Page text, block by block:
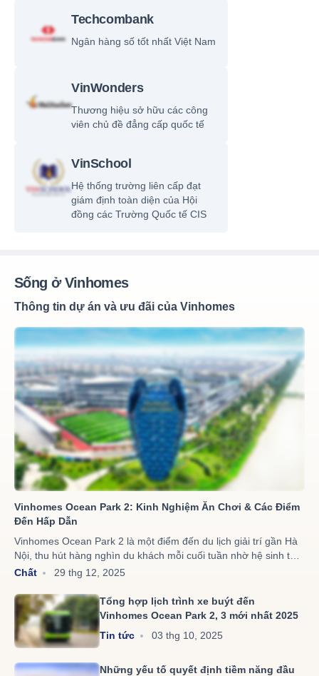
Techcombank
Ngân hàng số tốt nhất Việt Nam
VinWonders
Thương hiệu sở hữu các công
viên chủ đề đẳng cấp quốc tế
VinSchool
Hệ thống trường liên cấp đạt
giám định toàn diện của Hội
đồng các Trường Quốc tế CIS
Sống ở Vinhomes
Thông tin dự án và ưu đãi của Vinhomes
Vinhomes Ocean Park 2: Kinh Nghiệm Ăn Chơi & Các Điểm
Đến Hấp Dẫn
Vinhomes Ocean Park 2 là một điểm đến du lịch giải trí gần Hà
Nội, thu hút hàng nghìn du khách mỗi cuối tuần nhờ hệ sinh thái
"All in One" độc đáo. Khu đô thị phức hợp này sở
quần thể giải trí Grand World tái hiện cả Venice lẫn Seoul, cùng
với Quảng trường Kinh Đô Ánh Sáng lung linh với Tháp Tượng
Thần Ánh Sáng cao 50m, trải nghiệm từ tắm biển nhân tạo,
xông hơi kiểu Hàn Quốc, đến khám phá phố thương mại Hồng
Chất 29 thg 12, 2025
Tổng hợp lịch trình xe buýt đến
Vinhomes Ocean Park 2, 3 mới nhất 2025
Tin tức
03 thg 10, 2025
Những yếu tố quyết định tiềm năng đầu